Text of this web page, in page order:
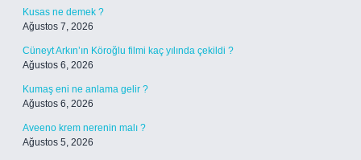
Kusas ne demek ?
Ağustos 7, 2026
Cüneyt Arkın’ın Köroğlu filmi kaç yılında çekildi ?
Ağustos 6, 2026
Kumaş eni ne anlama gelir ?
Ağustos 6, 2026
Aveeno krem nerenin malı ?
Ağustos 5, 2026